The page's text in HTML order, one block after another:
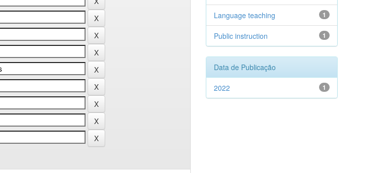
1
Language teaching
1
Public instruction
Data de Publicação
1
2022